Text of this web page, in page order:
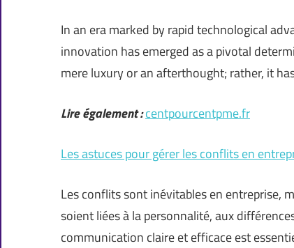
In an era marked by rapid technological
innovation has emerged as a pivotal
mere luxury or an afterthought; rather, it
Lire également :centpourcentpme.fr
Les astuces pour gérer les conflits en
Les conflits sont inévitables en entreprise,
soient liées à la personnalité, aux
communication claire et efficace est